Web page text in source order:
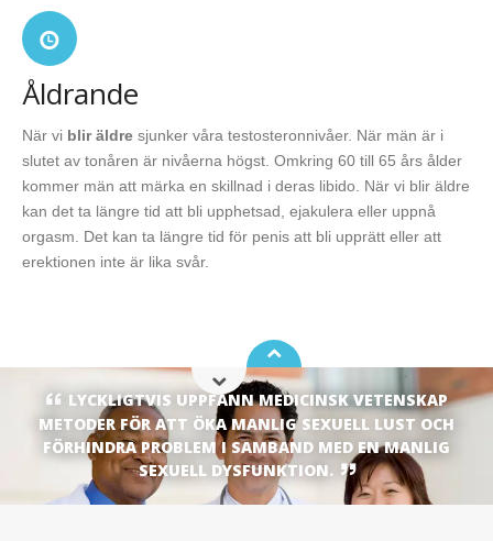
Åldrande
När vi blir äldre sjunker våra testosteronnivåer. När män är i
slutet av tonåren är nivåerna högst. Omkring 60 till 65 års ålder
kommer män att märka en skillnad i deras libido. När vi blir äldre
kan det ta längre tid att bli upphetsad, ejakulera eller uppnå
orgasm. Det kan ta längre tid för penis att bli upprätt eller att
erektionen inte är lika svår.
LYCKLIGTVIS UPPFANN MEDICINSK VETENSKAP
METODER FÖR ATT ÖKA MANLIG SEXUELL LUST OCH
FÖRHINDRA PROBLEM I SAMBAND MED EN MANLIG
SEXUELL DYSFUNKTION.